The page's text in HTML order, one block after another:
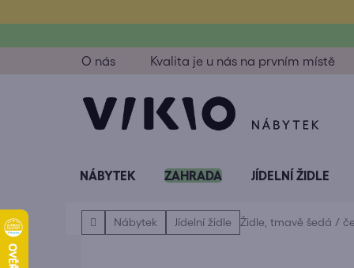
na
O nás
Kvalita je u nás na prvním místě
NÁBYTEK ZAHRADA JÍDELNÍ ŽIDLE
DomůNábytek Jídelní židle Židle, tmavě šedá /